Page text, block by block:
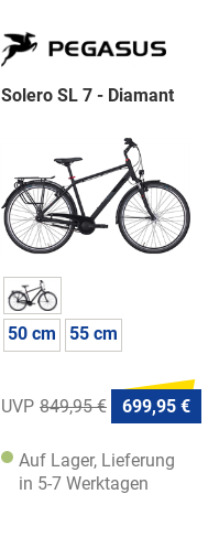
Solero SL 7 - Diamant
50 cm 55 cm
849,95 € 699,95 €
Auf Lager, Lieferung
in 5-7 Werktagen